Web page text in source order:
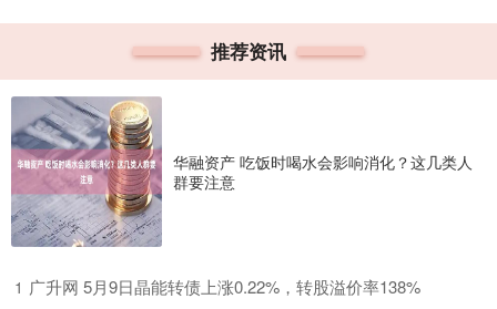
推荐资讯
华融资产 吃饭时喝水会影响消化？这几类人
群要注意
1 ​广升网 5月9日晶能转债上涨0.22%，转股溢价率138%